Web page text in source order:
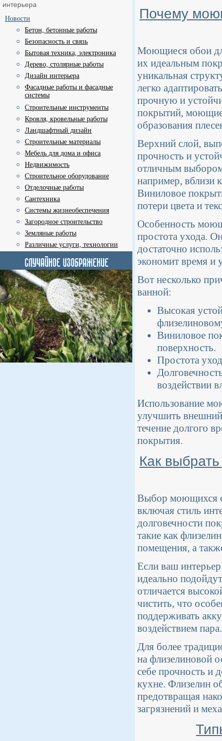
интерьера
Новости
Бетон, бетонные работы
Безопасность и связь
Бытовая техника, электроника
Дерево, столярные работы
Дизайн интерьера
Фасадные работы и фасадные
системы
Строительные инструменты
Кровля, кровельные работы
Ландшафтный дизайн
Строительные материалы
Мебель для дома и офиса
Недвижимость
Строительное оборудование
Отделочные работы
Сантехника
Системы жизнеобеспечения
Загородное строительство
Земляные работы
Различные услуги, технологии
Почему
Моющиеся обои
их идеальным
уникальная
легко
прочную и
покрытий,
образования
Верхний слой,
прочность и
отличным выбором
например, вблизи
Виниловое
потери цвета и
Особенность
простота ухода.
достаточно
экономит время и
Вот несколько
ванной:
Высокая
Виниловое
поверхность.
Простота
воздействии
Использование
улучшить внешний
течение долгого
покрытия.
Как
Выбор моющихся
включая стиль
долговечности
такие как
помещения, а
Если ваш
идеально
отличается
чистить, что
поддерживать
воздействием пара.
Для более
на флизелиновой
себе прочность и
кухне. Флизелин
предотвращая
загрязнений и